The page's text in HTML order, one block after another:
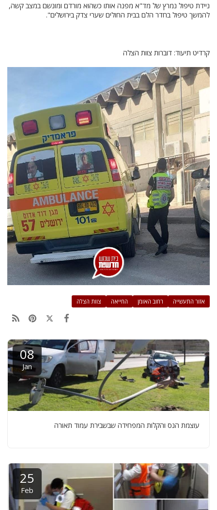
ניידת טיפול נמרץ של מד"א מפנה אותו כשהוא מורדם ומונשם במצב קשה,
להמשך טיפול בחדר הלם בבית החולים שערי צדק בירושלים".
קרדיט תיעוד: דוברות צוות הצלה
אזור התעשייה רחוב האומן החייאה צוות הצלה
08
Jan
עוצמת הנס והקלות המפחידה שבשבירת עמוד תאורה
25
Feb